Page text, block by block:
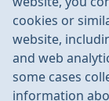
2.4GHz
на
4 replies, 28 Oct
cookies or
website,
and web
some cases
information